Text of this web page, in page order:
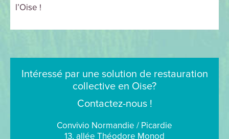
l’Oise !
Intéressé par une solution de restauration
collective en Oise?
Contactez-nous !
Convivio Normandie / Picardie
13, allée Théodore Monod